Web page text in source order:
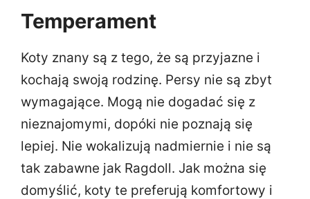
Temperament
Koty znany są z tego, że są przyjazne i
kochają swoją rodzinę. Persy nie są zbyt
wymagające. Mogą nie dogadać się z
nieznajomymi, dopóki nie poznają się
lepiej. Nie wokalizują nadmiernie i nie są
tak zabawne jak Ragdoll. Jak można się
domyślić, koty te preferują komfortowy i